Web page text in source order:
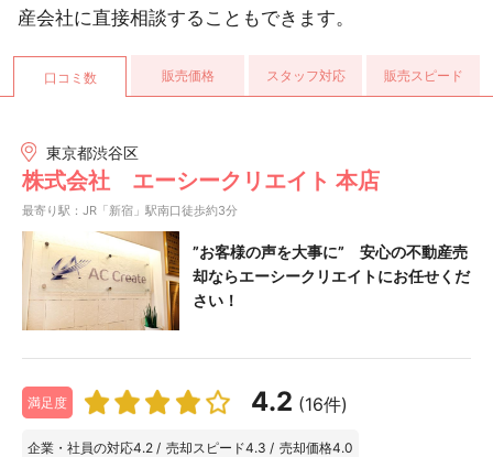
産会社に直接相談することもできます。
口コミ数 販売価格 スタッフ対応 販売スピード
東京都渋谷区
株式会社 エーシークリエイト 本店
最寄り駅：JR「新宿」駅南口徒歩約3分
”お客様の声を大事に” 安心の不動産売
却ならエーシークリエイトにお任せくだ
さい！
満足度 4.2 (16件)
企業・社員の対応4.2 / 売却スピード4.3 / 売却価格4.0